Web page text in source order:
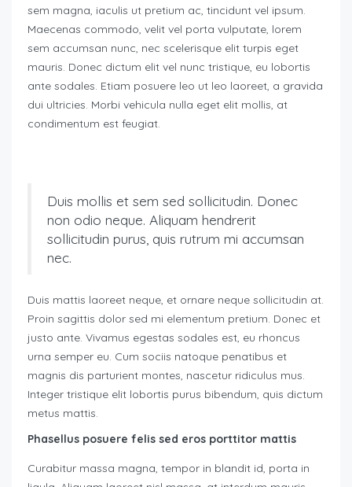
sem magna, iaculis ut pretium ac, tincidunt vel ipsum.
Maecenas commodo, velit vel porta vulputate, lorem
sem accumsan nunc, nec scelerisque elit turpis eget
mauris. Donec dictum elit vel nunc tristique, eu lobortis
ante sodales. Etiam posuere leo ut leo laoreet, a gravida
dui ultricies. Morbi vehicula nulla eget elit mollis, at
condimentum est feugiat.
Duis mollis et sem sed sollicitudin. Donec
non odio neque. Aliquam hendrerit
sollicitudin purus, quis rutrum mi accumsan
nec.
Duis mattis laoreet neque, et ornare neque sollicitudin at.
Proin sagittis dolor sed mi elementum pretium. Donec et
justo ante. Vivamus egestas sodales est, eu rhoncus
urna semper eu. Cum sociis natoque penatibus et
magnis dis parturient montes, nascetur ridiculus mus.
Integer tristique elit lobortis purus bibendum, quis dictum
metus mattis.
Phasellus posuere felis sed eros porttitor mattis
Curabitur massa magna, tempor in blandit id, porta in